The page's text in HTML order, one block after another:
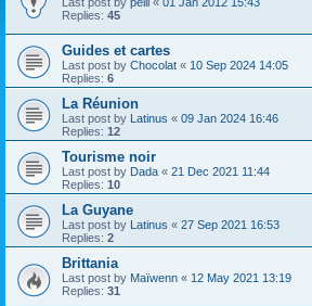
Replies: 45
Guides et cartes
Last post by Chocolat « 10 Sep 2024 14:05
Replies: 6
La Réunion
Last post by Latinus « 09 Jan 2024 16:46
Replies: 12
Tourisme noir
Last post by Dada « 21 Dec 2021 11:44
Replies: 10
La Guyane
Last post by Latinus « 27 Sep 2021 16:53
Replies: 2
Brittania
Last post by Maïwenn « 12 May 2021 13:19
Replies: 31